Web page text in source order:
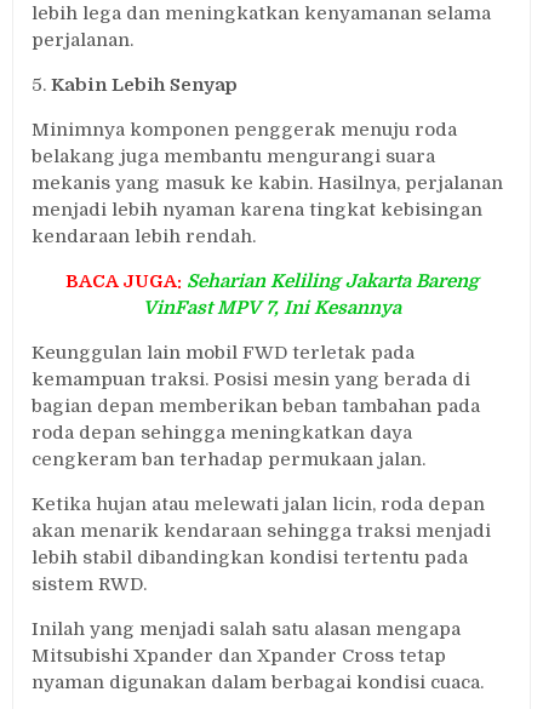
lebih lega dan meningkatkan kenyamanan selama
perjalanan.
5.Kabin Lebih Senyap
Minimnya komponen penggerak menuju roda
belakang juga membantu mengurangi suara
mekanis yang masuk ke kabin. Hasilnya, perjalanan
menjadi lebih nyaman karena tingkat kebisingan
kendaraan lebih rendah.
BACA JUGA: Seharian Keliling Jakarta Bareng
VinFast MPV 7, Ini Kesannya
Keunggulan lain mobil FWD terletak pada
kemampuan traksi. Posisi mesin yang berada di
bagian depan memberikan beban tambahan pada
roda depan sehingga meningkatkan daya
cengkeram ban terhadap permukaan jalan.
Ketika hujan atau melewati jalan licin, roda depan
akan menarik kendaraan sehingga traksi menjadi
lebih stabil dibandingkan kondisi tertentu pada
sistem RWD.
Inilah yang menjadi salah satu alasan mengapa
Mitsubishi Xpander dan Xpander Cross tetap
nyaman digunakan dalam berbagai kondisi cuaca.